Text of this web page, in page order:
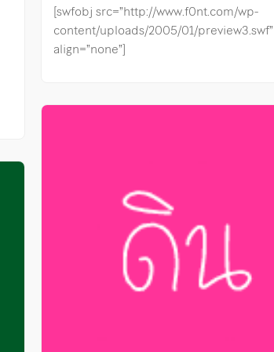
[swfobj src=”http://www.f0nt.com/wp-
content/uploads/2005/01/preview3.swf”
align=”none”]